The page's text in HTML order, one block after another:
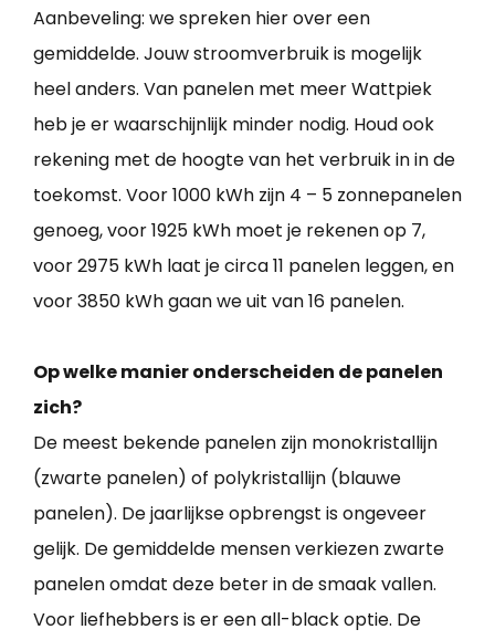
Aanbeveling: we spreken hier over een
gemiddelde. Jouw stroomverbruik is mogelijk
heel anders. Van panelen met meer Wattpiek
heb je er waarschijnlijk minder nodig. Houd ook
rekening met de hoogte van het verbruik in in de
toekomst. Voor 1000 kWh zijn 4 – 5 zonnepanelen
genoeg, voor 1925 kWh moet je rekenen op 7,
voor 2975 kWh laat je circa 11 panelen leggen, en
voor 3850 kWh gaan we uit van 16 panelen.
Op welke manier onderscheiden de panelen
zich?
De meest bekende panelen zijn monokristallijn
(zwarte panelen) of polykristallijn (blauwe
panelen). De jaarlijkse opbrengst is ongeveer
gelijk. De gemiddelde mensen verkiezen zwarte
panelen omdat deze beter in de smaak vallen.
Voor liefhebbers is er een all-black optie. De